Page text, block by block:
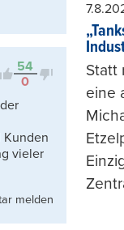
54
0
Kunden
vieler
melden
Statt
eine